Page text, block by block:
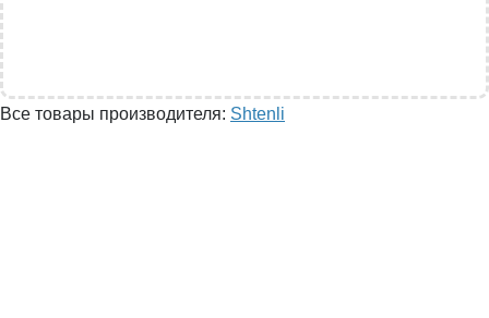
Все товары производителя: Shtenli